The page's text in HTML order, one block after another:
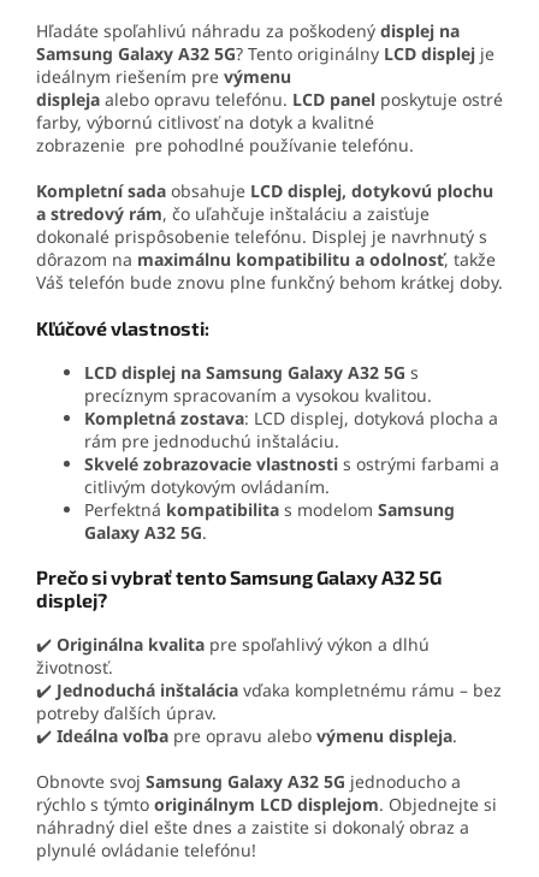
Hľadáte spoľahlivú náhradu za poškodený displej na
Samsung Galaxy A32 5G? Tento originálny LCD displej je
ideálnym riešením pre výmenu
displeja alebo opravu telefónu. LCD panel poskytuje ostré
farby, výbornú citlivosť na dotyk a kvalitné
zobrazenie pre pohodlné používanie telefónu.
Kompletní sada obsahuje LCD displej, dotykovú plochu
a stredový rám, čo uľahčuje inštaláciu a zaisťuje
dokonalé prispôsobenie telefónu. Displej je navrhnutý s
dôrazom na maximálnu kompatibilitu a odolnosť, takže
Váš telefón bude znovu plne funkčný behom krátkej doby.
Kľúčové vlastnosti:
LCD displej na Samsung Galaxy A32 5G s
precíznym spracovaním a vysokou kvalitou.
Kompletná zostava: LCD displej, dotyková plocha a
rám pre jednoduchú inštaláciu.
Skvelé zobrazovacie vlastnosti s ostrými farbami a
citlivým dotykovým ovládaním.
Perfektná kompatibilita s modelom Samsung
Galaxy A32 5G.
Prečo si vybrať tento Samsung Galaxy A32 5G
displej?
✔️ Originálna kvalita pre spoľahlivý výkon a dlhú
životnosť.
✔️ Jednoduchá inštalácia vďaka kompletnému rámu – bez
potreby ďalších úprav.
✔️ Ideálna voľba pre opravu alebo výmenu displeja.
Obnovte svoj Samsung Galaxy A32 5G jednoducho a
rýchlo s týmto originálnym LCD displejom. Objednejte si
náhradný diel ešte dnes a zaistite si dokonalý obraz a
plynulé ovládanie telefónu!